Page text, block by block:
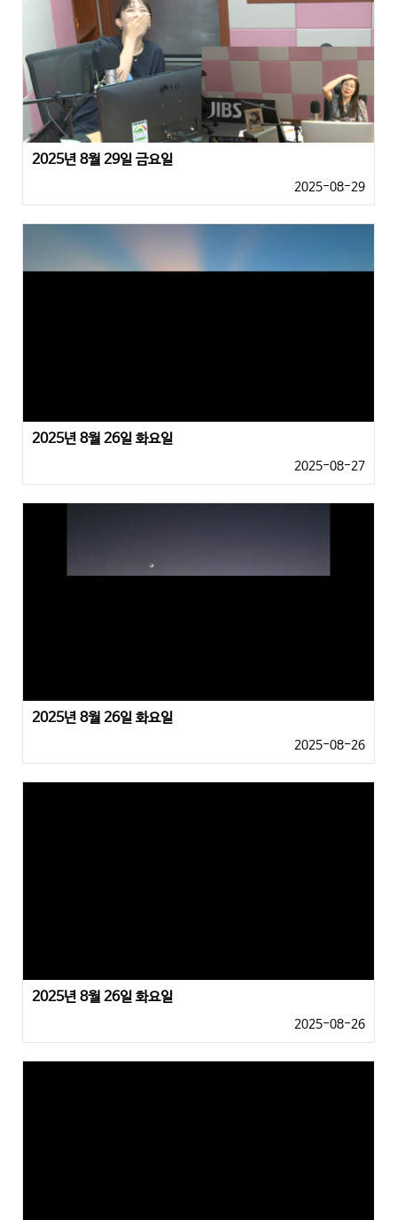
2025년 8월 29일 금요일
2025-08-29
2025년 8월 26일 화요일
2025-08-27
2025년 8월 26일 화요일
2025-08-26
2025년 8월 26일 화요일
2025-08-26